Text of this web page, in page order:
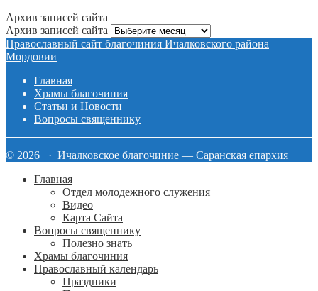
Архив записей сайта
Архив записей сайта
Православный сайт благочиния Ичалковского района
Мордовии
Главная
Храмы благочиния
Статьи и Новости
Вопросы священнику
© 2026 · Ичалковское благочиние — Саранская епархия
Главная
Отдел молодежного служения
Видео
Карта Сайта
Вопросы священнику
Полезно знать
Храмы благочиния
Православный календарь
Праздники